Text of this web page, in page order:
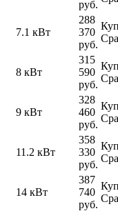
руб.
7.1 кВт
288
370
руб.
8 кВт
315
590
руб.
9 кВт
328
460
руб.
11.2 кВт
358
330
руб.
14 кВт
387
740
руб.